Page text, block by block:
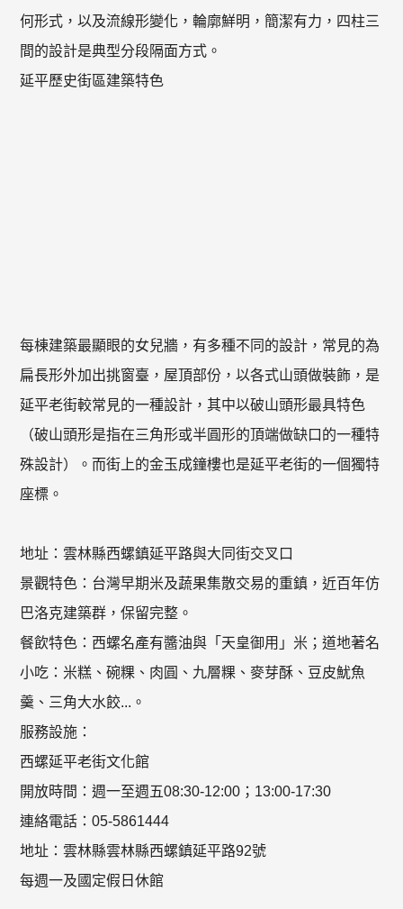
何形式，以及流線形變化，輪廓鮮明，簡潔有力，四柱三
間的設計是典型分段隔面方式。
延平歷史街區建築特色
每棟建築最顯眼的女兒牆，有多種不同的設計，常見的為
扁長形外加出挑窗臺，屋頂部份，以各式山頭做裝飾，是
延平老街較常見的一種設計，其中以破山頭形最具特色
（破山頭形是指在三角形或半圓形的頂端做缺口的一種特
殊設計）。而街上的金玉成鐘樓也是延平老街的一個獨特
座標。
地址：雲林縣西螺鎮延平路與大同街交叉口
景觀特色：台灣早期米及蔬果集散交易的重鎮，近百年仿
巴洛克建築群，保留完整。
餐飲特色：西螺名產有醬油與「天皇御用」米；道地著名
小吃：米糕、碗粿、肉圓、九層粿、麥芽酥、豆皮魷魚
羹、三角大水餃...。
服務設施：
西螺延平老街文化館
開放時間：週一至週五08:30-12:00；13:00-17:30
連絡電話：05-5861444
地址：雲林縣雲林縣西螺鎮延平路92號
每週一及國定假日休館